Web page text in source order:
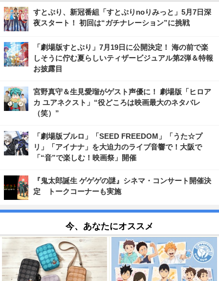
すとぷり、新冠番組「すとぷりnoりみっと」5月7日深
夜スタート！ 初回は“ガチナレーション”に挑戦
「劇場版すとぷり」7月19日に公開決定！ 海の前で楽
しそうに佇む夏らしいティザービジュアル第2弾＆特報
お披露目
宮野真守＆生見愛瑠がゲスト声優に！ 劇場版「ヒロア
カ ユアネクスト」“役どころは映画最大のネタバレ
（笑）”
「劇場版ブルロ」「SEED FREEDOM」「うた☆プ
リ」「アイナナ」を大迫力のライブ音響で！大阪で
「“音”で楽しむ！映画祭」開催
『鬼太郎誕生 ゲゲゲの謎』シネマ・コンサート開催決
定 トークコーナーも実施
今、あなたにオススメ